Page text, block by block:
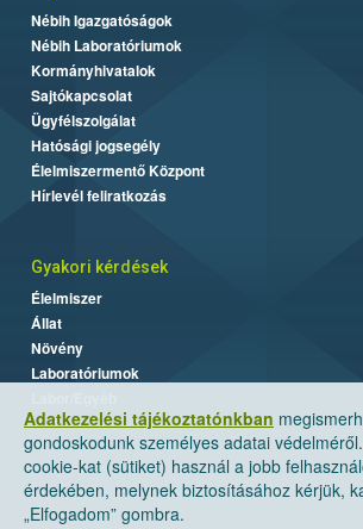
Adatkezelési tájékoztatónkban
gondoskodunk személyes adatai
cookie-kat (sütiket) használ a jobb
érdekében, melynek biztosításához kérjük,
„Elfogadom” gombra.
Nébih Igazgatóságok
Nébih Laboratóriumok
Kormányhivatalok
Sajtókapcsolat
Ügyfélszolgálat
Hatósági jogsegély
Élelmiszermentő Központ
Hírlevél feliratkozás
Gyakori kérdések
Élelmiszer
Állat
Növény
Laboratóriumok